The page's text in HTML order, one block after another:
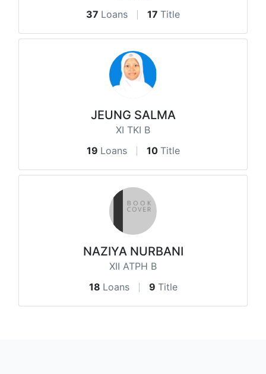
37 Loans 17 Title
JEUNG SALMA
XI TKI B
19 Loans 10 Title
NAZIYA NURBANI
XII ATPH B
18 Loans 9 Title